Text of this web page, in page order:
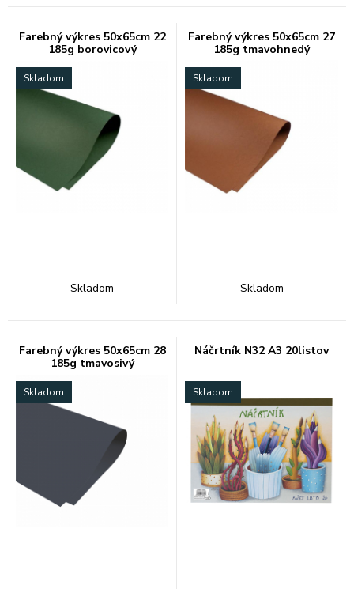
Farebný výkres 50x65cm 22
185g borovicový
Skladom
Skladom
Farebný výkres 50x65cm 27
185g tmavohnedý
Skladom
Skladom
Farebný výkres 50x65cm 28
185g tmavosivý
Skladom
Náčrtník N32 A3 20listov
Skladom